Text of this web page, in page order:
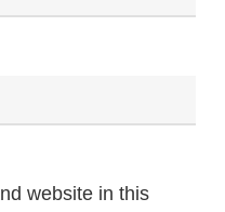
website in this